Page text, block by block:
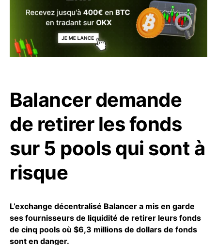
Balancer demande
de retirer les fonds
sur 5 pools qui sont à
risque
L’exchange décentralisé Balancer a mis en garde
ses fournisseurs de liquidité de retirer leurs fonds
de cinq pools où $6,3 millions de dollars de fonds
sont en danger.